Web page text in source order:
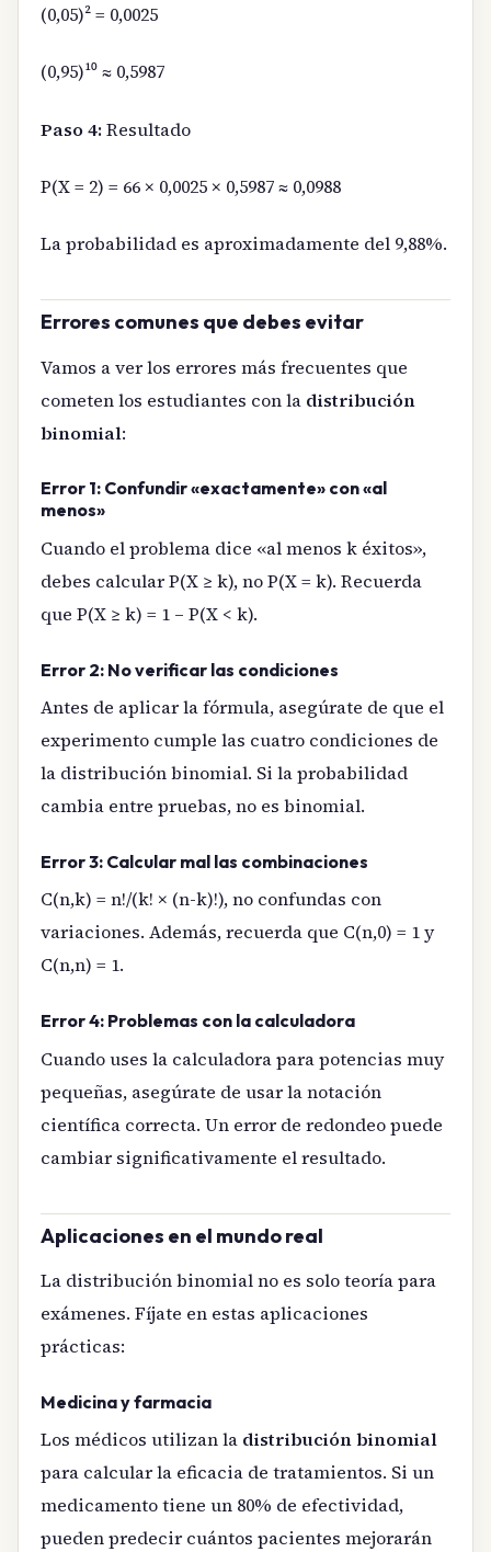
(0,05)² = 0,0025
(0,95)¹⁰ ≈ 0,5987
Paso 4:Resultado
P(X = 2) = 66 × 0,0025 × 0,5987 ≈ 0,0988
La probabilidad es aproximadamente del 9,88%.
Errores comunes que debes evitar
Vamos a ver los errores más frecuentes que
cometen los estudiantes con la distribución
binomial:
Error 1: Confundir «exactamente» con «al
menos»
Cuando el problema dice «al menos k éxitos»,
debes calcular P(X ≥ k), no P(X = k). Recuerda
que P(X ≥ k) = 1 – P(X < k).
Error 2: No verificar las condiciones
Antes de aplicar la fórmula, asegúrate de que el
experimento cumple las cuatro condiciones de
la distribución binomial. Si la probabilidad
cambia entre pruebas, no es binomial.
Error 3: Calcular mal las combinaciones
C(n,k) = n!/(k! × (n-k)!), no confundas con
variaciones. Además, recuerda que C(n,0) = 1 y
C(n,n) = 1.
Error 4: Problemas con la calculadora
Cuando uses la calculadora para potencias muy
pequeñas, asegúrate de usar la notación
científica correcta. Un error de redondeo puede
cambiar significativamente el resultado.
Aplicaciones en el mundo real
La distribución binomial no es solo teoría para
exámenes. Fíjate en estas aplicaciones
prácticas:
Medicina y farmacia
Los médicos utilizan la distribución binomial
para calcular la eficacia de tratamientos. Si un
medicamento tiene un 80% de efectividad,
pueden predecir cuántos pacientes mejorarán